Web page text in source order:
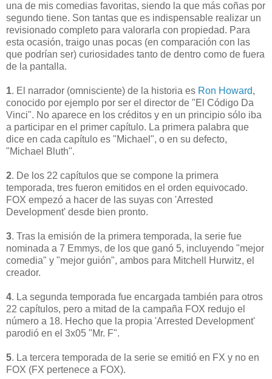
una de mis comedias favoritas, siendo la que más coñas por
segundo tiene. Son tantas que es indispensable realizar un
revisionado completo para valorarla con propiedad. Para
esta ocasión, traigo unas pocas (en comparación con las
que podrían ser) curiosidades tanto de dentro como de fuera
de la pantalla.
1. El narrador (omnisciente) de la historia es Ron Howard,
conocido por ejemplo por ser el director de "El Código Da
Vinci". No aparece en los créditos y en un principio sólo iba
a participar en el primer capítulo. La primera palabra que
dice en cada capítulo es "Michael", o en su defecto,
"Michael Bluth".
2. De los 22 capítulos que se compone la primera
temporada, tres fueron emitidos en el orden equivocado.
FOX empezó a hacer de las suyas con 'Arrested
Development' desde bien pronto.
3. Tras la emisión de la primera temporada, la serie fue
nominada a 7 Emmys, de los que ganó 5, incluyendo "mejor
comedia" y "mejor guión", ambos para Mitchell Hurwitz, el
creador.
4. La segunda temporada fue encargada también para otros
22 capítulos, pero a mitad de la campaña FOX redujo el
número a 18. Hecho que la propia 'Arrested Development'
parodió en el 3x05 "Mr. F".
5. La tercera temporada de la serie se emitió en FX y no en
FOX (FX pertenece a FOX).